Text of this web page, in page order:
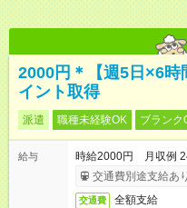
2000円＊【週5日×6時
イント取得
派遣 職種未経験OK ブランク
給与
時給2000円 月収例
交通費別途支給あり
交通費 全額支給